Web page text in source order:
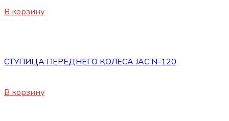
В корзину
СТУПИЦА ПЕРЕДНЕГО КОЛЕСА JAC N-120
В корзину